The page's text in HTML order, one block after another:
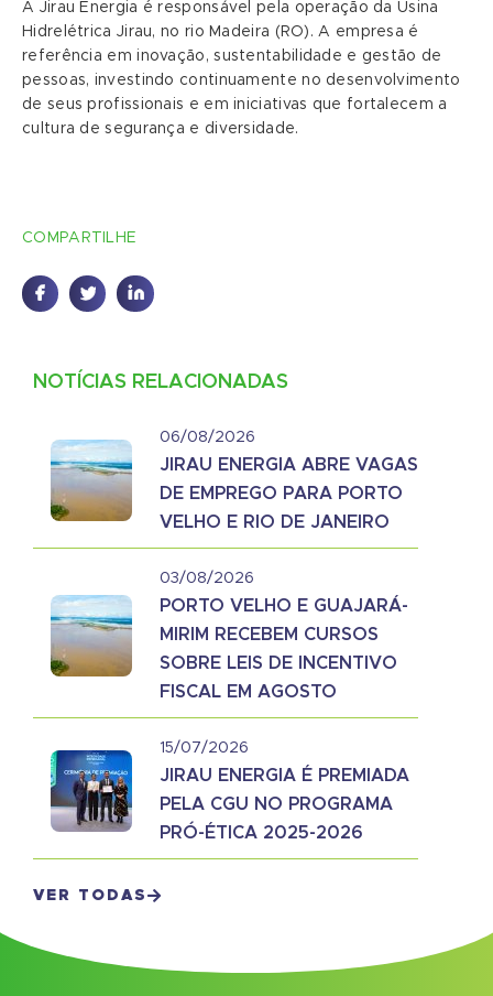
A Jirau Energia é responsável pela operação da Usina
Hidrelétrica Jirau, no rio Madeira (RO). A empresa é
referência em inovação, sustentabilidade e gestão de
pessoas, investindo continuamente no desenvolvimento
de seus profissionais e em iniciativas que fortalecem a
cultura de segurança e diversidade.
COMPARTILHE
NOTÍCIAS RELACIONADAS
06/08/2026
JIRAU ENERGIA ABRE VAGAS
DE EMPREGO PARA PORTO
VELHO E RIO DE JANEIRO
03/08/2026
PORTO VELHO E GUAJARÁ-
MIRIM RECEBEM CURSOS
SOBRE LEIS DE INCENTIVO
FISCAL EM AGOSTO
15/07/2026
JIRAU ENERGIA É PREMIADA
PELA CGU NO PROGRAMA
PRÓ-ÉTICA 2025-2026
VER TODAS